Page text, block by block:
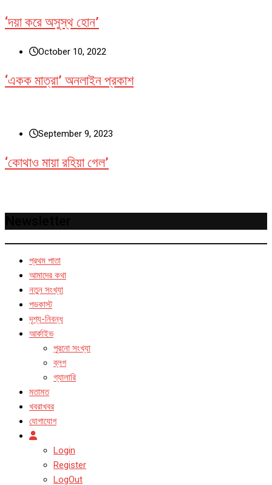
‘দয়া করে অসুস্থ হোন’
October 10, 2022
‘একক মাত্রা’ অনলাইন প্রকাশ
September 9, 2023
‘কোথাও মায়া রহিয়া গেল’
প্রথম পাতা
আমাদের কথা
নতুন সংখ্যা
পডকাস্ট
দৃশ্য-নিবন্ধ
আর্কাইভ
পুরনো সংখ্যা
ব্লগ
গ্যালারি
মতামত
খবরাখবর
যোগাযোগ
Login
Register
LogOut